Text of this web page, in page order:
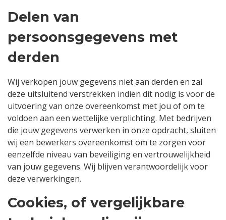
Delen van
persoonsgegevens met
derden
Wij verkopen jouw gegevens niet aan derden en zal
deze uitsluitend verstrekken indien dit nodig is voor de
uitvoering van onze overeenkomst met jou of om te
voldoen aan een wettelijke verplichting. Met bedrijven
die jouw gegevens verwerken in onze opdracht, sluiten
wij een bewerkers overeenkomst om te zorgen voor
eenzelfde niveau van beveiliging en vertrouwelijkheid
van jouw gegevens. Wij blijven verantwoordelijk voor
deze verwerkingen.
Cookies, of vergelijkbare